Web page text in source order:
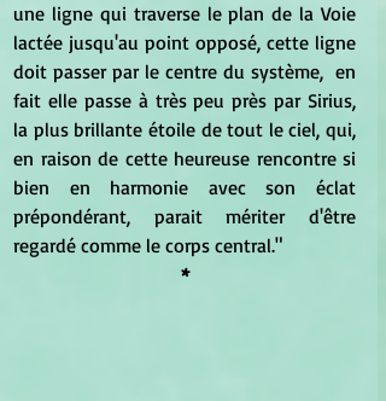
une ligne qui traverse le plan de la Voie
lactée jusqu'au point opposé, cette ligne
doit passer par le centre du système,  en
fait elle passe à très peu près par Sirius,
la plus brillante étoile de tout le ciel, qui,
en raison de cette heureuse rencontre si
bien en harmonie avec son éclat
prépondérant, parait mériter d'être
regardé comme le corps central."
*